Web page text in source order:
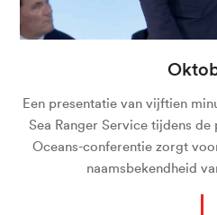
Een presentatie van vijftien
Sea Ranger Service tijdens de
Oceans-conferentie zorgt
naamsbekendheid